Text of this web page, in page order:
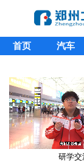
首页 汽车
研学交